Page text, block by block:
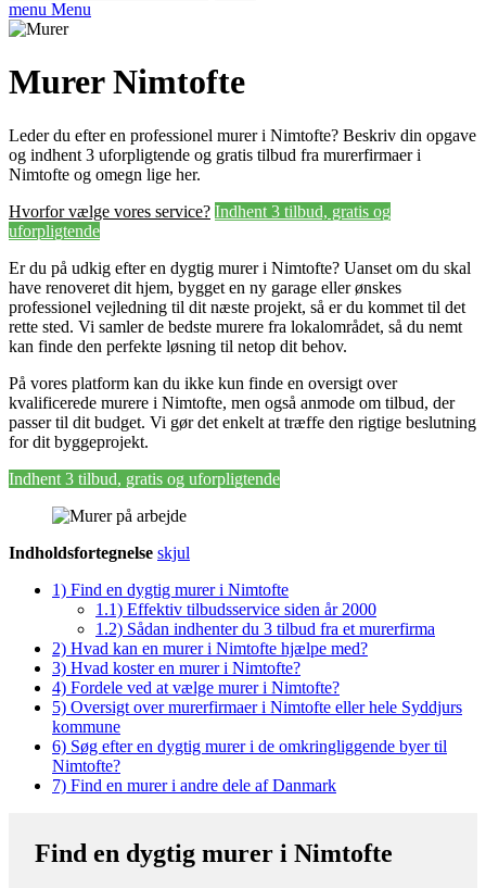
efter:
menu Menu
Murer Nimtofte
Leder du efter en professionel murer i Nimtofte? Beskriv din opgave
og indhent 3 uforpligtende og gratis tilbud fra murerfirmaer i
Nimtofte og omegn lige her.
Hvorfor vælge vores service? Indhent 3 tilbud, gratis og
uforpligtende
Er du på udkig efter en dygtig murer i Nimtofte? Uanset om du skal
have renoveret dit hjem, bygget en ny garage eller ønskes
professionel vejledning til dit næste projekt, så er du kommet til det
rette sted. Vi samler de bedste murere fra lokalområdet, så du nemt
kan finde den perfekte løsning til netop dit behov.
På vores platform kan du ikke kun finde en oversigt over
kvalificerede murere i Nimtofte, men også anmode om tilbud, der
passer til dit budget. Vi gør det enkelt at træffe den rigtige beslutning
for dit byggeprojekt.
Indhent 3 tilbud, gratis og uforpligtende
Indholdsfortegnelse skjul
1) Find en dygtig murer i Nimtofte
1.1) Effektiv tilbudsservice siden år 2000
1.2) Sådan indhenter du 3 tilbud fra et murerfirma
2) Hvad kan en murer i Nimtofte hjælpe med?
3) Hvad koster en murer i Nimtofte?
4) Fordele ved at vælge murer i Nimtofte?
5) Oversigt over murerfirmaer i Nimtofte eller hele Syddjurs
kommune
6) Søg efter en dygtig murer i de omkringliggende byer til
Nimtofte?
7) Find en murer i andre dele af Danmark
Find en dygtig murer i Nimtofte